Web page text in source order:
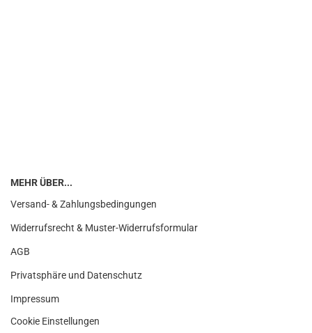
MEHR ÜBER...
Versand- & Zahlungsbedingungen
Widerrufsrecht & Muster-Widerrufsformular
AGB
Privatsphäre und Datenschutz
Impressum
Cookie Einstellungen